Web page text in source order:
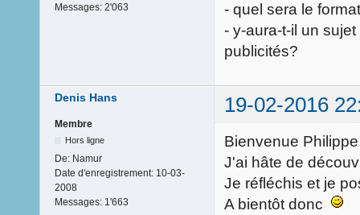
Messages: 2'063
- quel sera le
- y-aura-t-il un
publicités?
Denis Hans 19-02-2016
Membre
Hors ligne
De: Namur
Date d'enregistrement: 10-03-
2008
Messages: 1'663
Bienvenue
J'ai hâte de
Je réfléchis et je
A bientôt donc